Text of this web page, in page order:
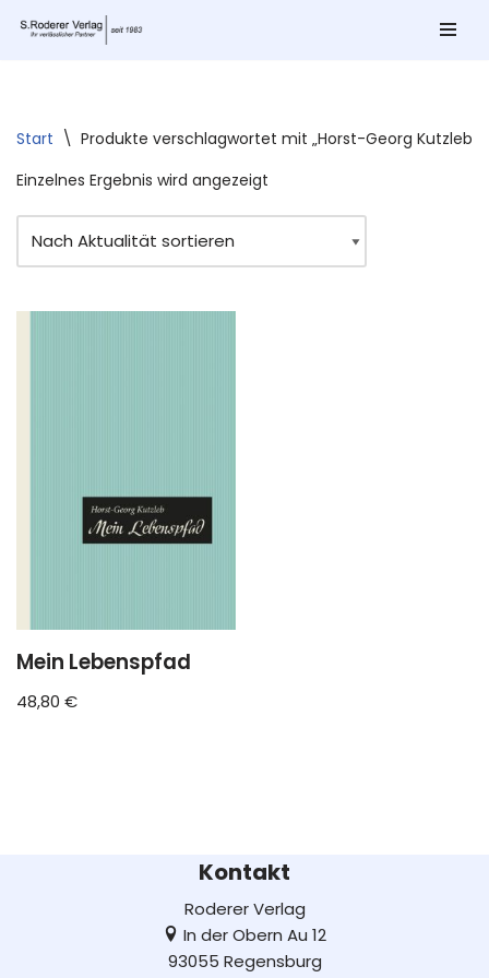
Start \ Produkte verschlagwortet mit „Horst-Georg Kutzleb“
Einzelnes Ergebnis wird angezeigt
Mein Lebenspfad
48,80 €
Kontakt
Roderer Verlag
In der Obern Au 12
93055 Regensburg